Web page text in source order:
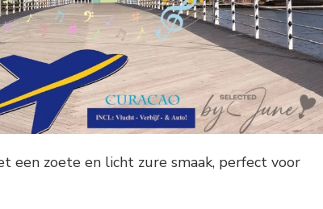
een zoete en licht zure smaak, perfect voor